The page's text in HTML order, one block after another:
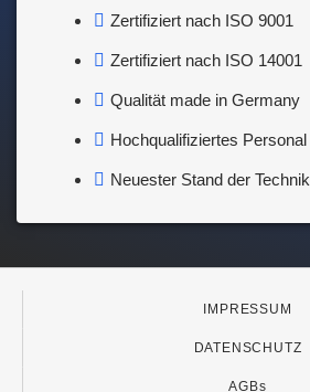
Zertifiziert nach ISO 9001
Zertifiziert nach ISO 14001
Qualität made in Germany
Hochqualifiziertes Personal
Neuester Stand der Technik
IMPRESSUM
DATENSCHUTZ
AGBs